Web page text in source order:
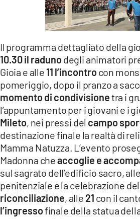
Il programma dettagliato della
10.30 il radunodegli animatori
Gioia e alle 11 l’incontrocon
pomeriggio, dopo il pranzo a
momento di condivisionetra i
l’appuntamento per i giovani e i
Mileto, nei pressi del campo
destinazione finale la realtà di
Mamma Natuzza. L’evento
Madonna cheaccoglie e
sul sagrato dell’edificio sacro, alle
penitenziale e la celebrazione del
riconciliazione, alle 21 con il
l’ingressofinale della statua